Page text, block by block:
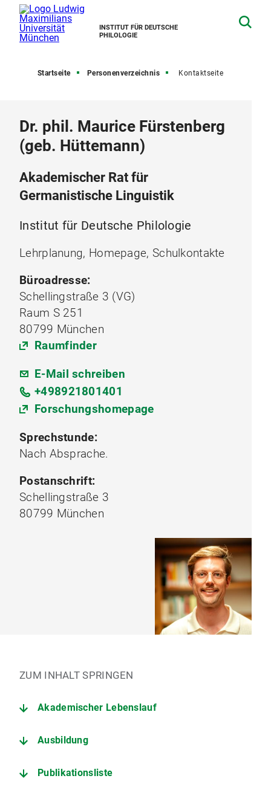
INSTITUT FÜR DEUTSCHE
PHILOLOGIE
Startseite Personenverzeichnis Kontaktseite
Dr. phil. Maurice Fürstenberg
(geb. Hüttemann)
Akademischer Rat für
Germanistische Linguistik
Institut für Deutsche Philologie
Lehrplanung, Homepage, Schulkontakte
Büroadresse:
Schellingstraße 3 (VG)
Raum S 251
80799 München
Raumfinder
E-Mail schreiben
+498921801401
Forschungshomepage
Sprechstunde:
Nach Absprache.
Postanschrift:
Schellingstraße 3
80799 München
ZUM INHALT SPRINGEN
Akademischer Lebenslauf
Ausbildung
Publikationsliste